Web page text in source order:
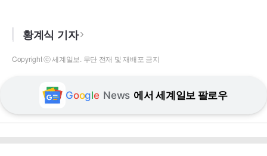
황계식 기자
Copyright ⓒ 세계일보. 무단 전재 및 재배포 금지
Google News 에서 세계일보 팔로우